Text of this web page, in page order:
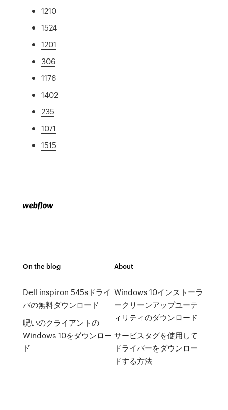
1210
1524
1201
306
1176
1402
235
1071
1515
On the blog
Dell inspiron 545sドライ
バの無料ダウンロード
呪いのクライアントの
Windows 10をダウンロー
ド
About
Windows 10インストーラ
ークリーンアップユーテ
ィリティのダウンロード
サービスタグを使用して
ドライバーをダウンロー
ドする方法